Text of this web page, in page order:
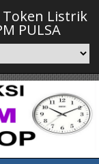
Token Listrik
PULSA